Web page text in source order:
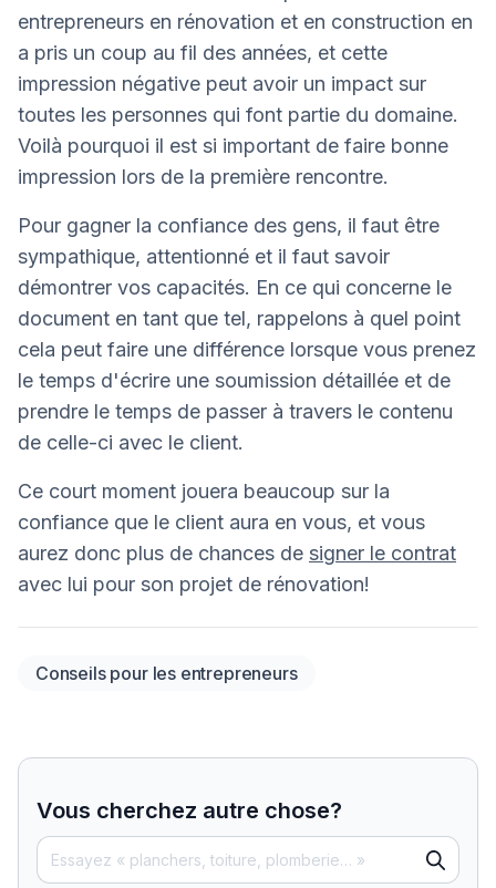
entrepreneurs en rénovation et en construction en
a pris un coup au fil des années, et cette
impression négative peut avoir un impact sur
toutes les personnes qui font partie du domaine.
Voilà pourquoi il est si important de faire bonne
impression lors de la première rencontre.
Pour gagner la confiance des gens, il faut être
sympathique, attentionné et il faut savoir
démontrer vos capacités. En ce qui concerne le
document en tant que tel, rappelons à quel point
cela peut faire une différence lorsque vous prenez
le temps d'écrire une soumission détaillée et de
prendre le temps de passer à travers le contenu
de celle-ci avec le client.
Ce court moment jouera beaucoup sur la
confiance que le client aura en vous, et vous
aurez donc plus de chances de signer le contrat
avec lui pour son projet de rénovation!
Conseils pour les entrepreneurs
Vous cherchez autre chose?